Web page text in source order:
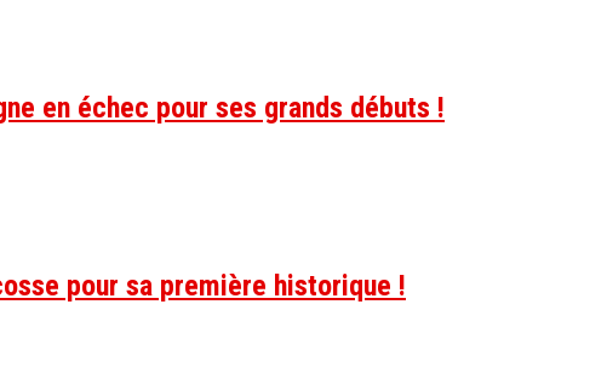
en échec pour ses grands débuts !
pour sa première historique !